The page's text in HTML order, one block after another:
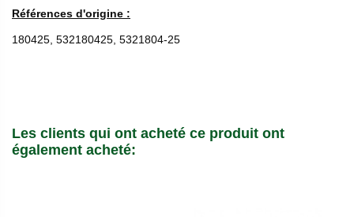
Références d'origine :
180425, 532180425, 5321804-25
Les clients qui ont acheté ce produit ont
également acheté: